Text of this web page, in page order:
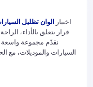
اختيار الوان تظليل
قرار يتعلق بالأداء،
نقدّم مجموعة واسعة
السيارات والموديلات، مع